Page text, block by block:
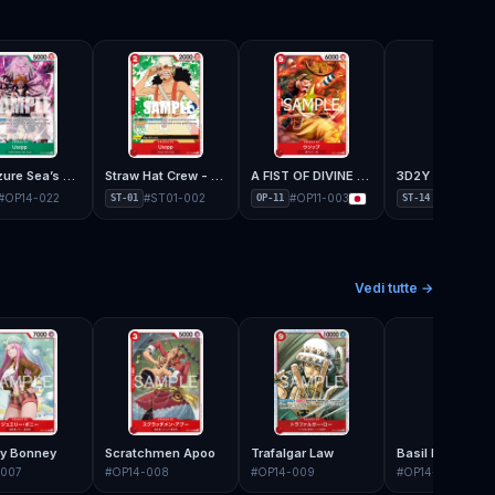
The Azure Sea’s Seven - OP-14
OP14-022
Straw Hat Crew - ST-01
ST-01 #ST01-002
A FIST OF DIVINE SPEED - OP-11
OP-11 #OP11-003
3D2Y - ST-14
ST-14
Vedi tutte →
Bonney Scratchmen Apoo
#OP14-008
Trafalgar Law
#OP14-009
Basil Hawkins
#OP14-010